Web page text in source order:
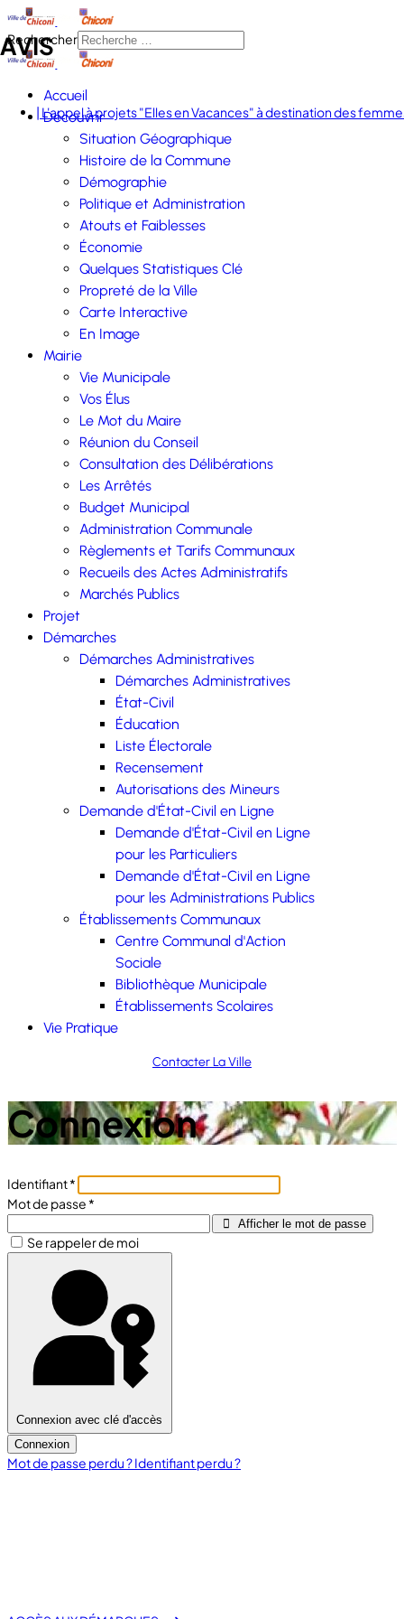
Rechercher
Accueil
Découvrir
Situation Géographique
Histoire de la Commune
Démographie
Politique et Administration
Atouts et Faiblesses
Économie
Quelques Statistiques Clé
Propreté de la Ville
Carte Interactive
En Image
Mairie
Vie Municipale
Vos Élus
Le Mot du Maire
Réunion du Conseil
Consultation des Délibérations
Les Arrêtés
Budget Municipal
Administration Communale
Règlements et Tarifs Communaux
Recueils des Actes Administratifs
Marchés Publics
Projet
Démarches
Démarches Administratives
Démarches Administratives
État-Civil
Éducation
Liste Électorale
Recensement
Autorisations des Mineurs
Demande d'État-Civil en Ligne
Demande d'État-Civil en Ligne
pour les Particuliers
Demande d'État-Civil en Ligne
pour les Administrations Publics
Établissements Communaux
Centre Communal d'Action
Sociale
Bibliothèque Municipale
Établissements Scolaires
Vie Pratique
Contacter La Ville
Connexion
Identifiant*
Mot de passe*
Afficher le mot de passe
Se rappeler de moi
Connexion avec clé d'accès
Connexion
Mot de passe perdu ?Identifiant perdu ?
AVIS
| L'appel à projets "Elles en Vacances" à destination des